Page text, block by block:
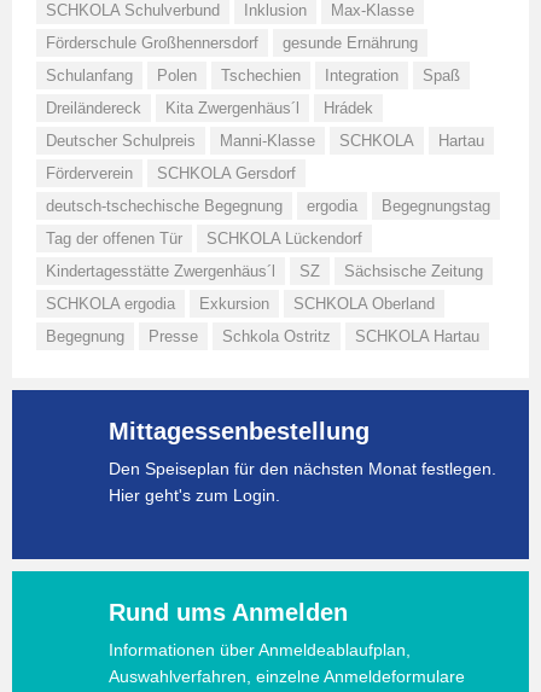
SCHKOLA Schulverbund
Inklusion
Max-Klasse
Förderschule Großhennersdorf
gesunde Ernährung
Schulanfang
Polen Tschechien Integration
Spaß
Dreiländereck
Kita Zwergenhäus´l
Hrádek
Deutscher Schulpreis
Manni-Klasse SCHKOLA
Hartau
Förderverein
SCHKOLA Gersdorf
deutsch-tschechische Begegnung
ergodia
Begegnungstag
Tag der offenen Tür
SCHKOLA Lückendorf
Kindertagesstätte Zwergenhäus´l
SZ
Sächsische Zeitung
SCHKOLA ergodia
Exkursion
SCHKOLA Oberland
Begegnung
Presse Schkola Ostritz SCHKOLA Hartau
Mittagessenbestellung
Den Speiseplan für den nächsten Monat festlegen.
Hier geht's zum Login.
Rund ums Anmelden
Informationen über Anmeldeablaufplan,
Auswahlverfahren, einzelne Anmeldeformulare